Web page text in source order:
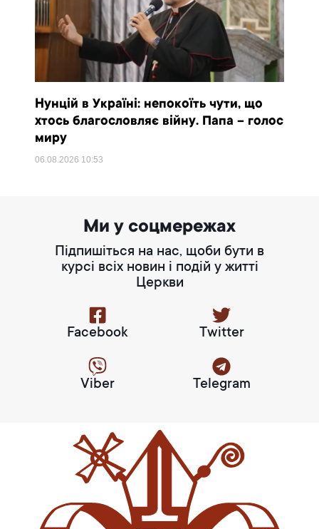
Нунцій в Україні: непокоїть чути, що
хтось благословляє війну. Папа – голос
миру
06.08.2026 10:53
Ми у соцмережах
Підпишіться на нас, щоби бути в
курсі всіх новин і подій у житті
Церкви
Facebook Twitter
Viber Telegram